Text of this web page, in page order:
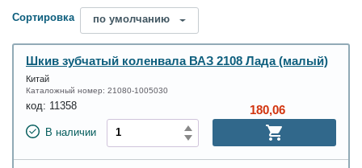
Сортировка по умолчанию
Шкив зубчатый коленвала ВАЗ 2108 Лада (малый)
Китай
Каталожный номер: 21080-1005030
код: 11358
В наличии
180,06